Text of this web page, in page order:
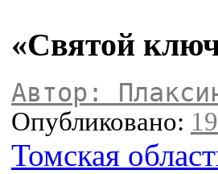
«Святой
Автор:
Опубликовано:
Томская